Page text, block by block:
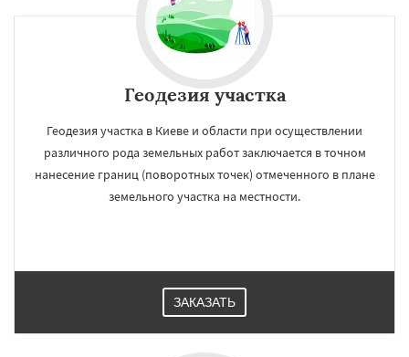
Геодезия участка
Геодезия участка в Киеве и области при осуществлении
различного рода земельных работ заключается в точном
нанесение границ (поворотных точек) отмеченного в плане
земельного участка на местности.
ЗАКАЗАТЬ